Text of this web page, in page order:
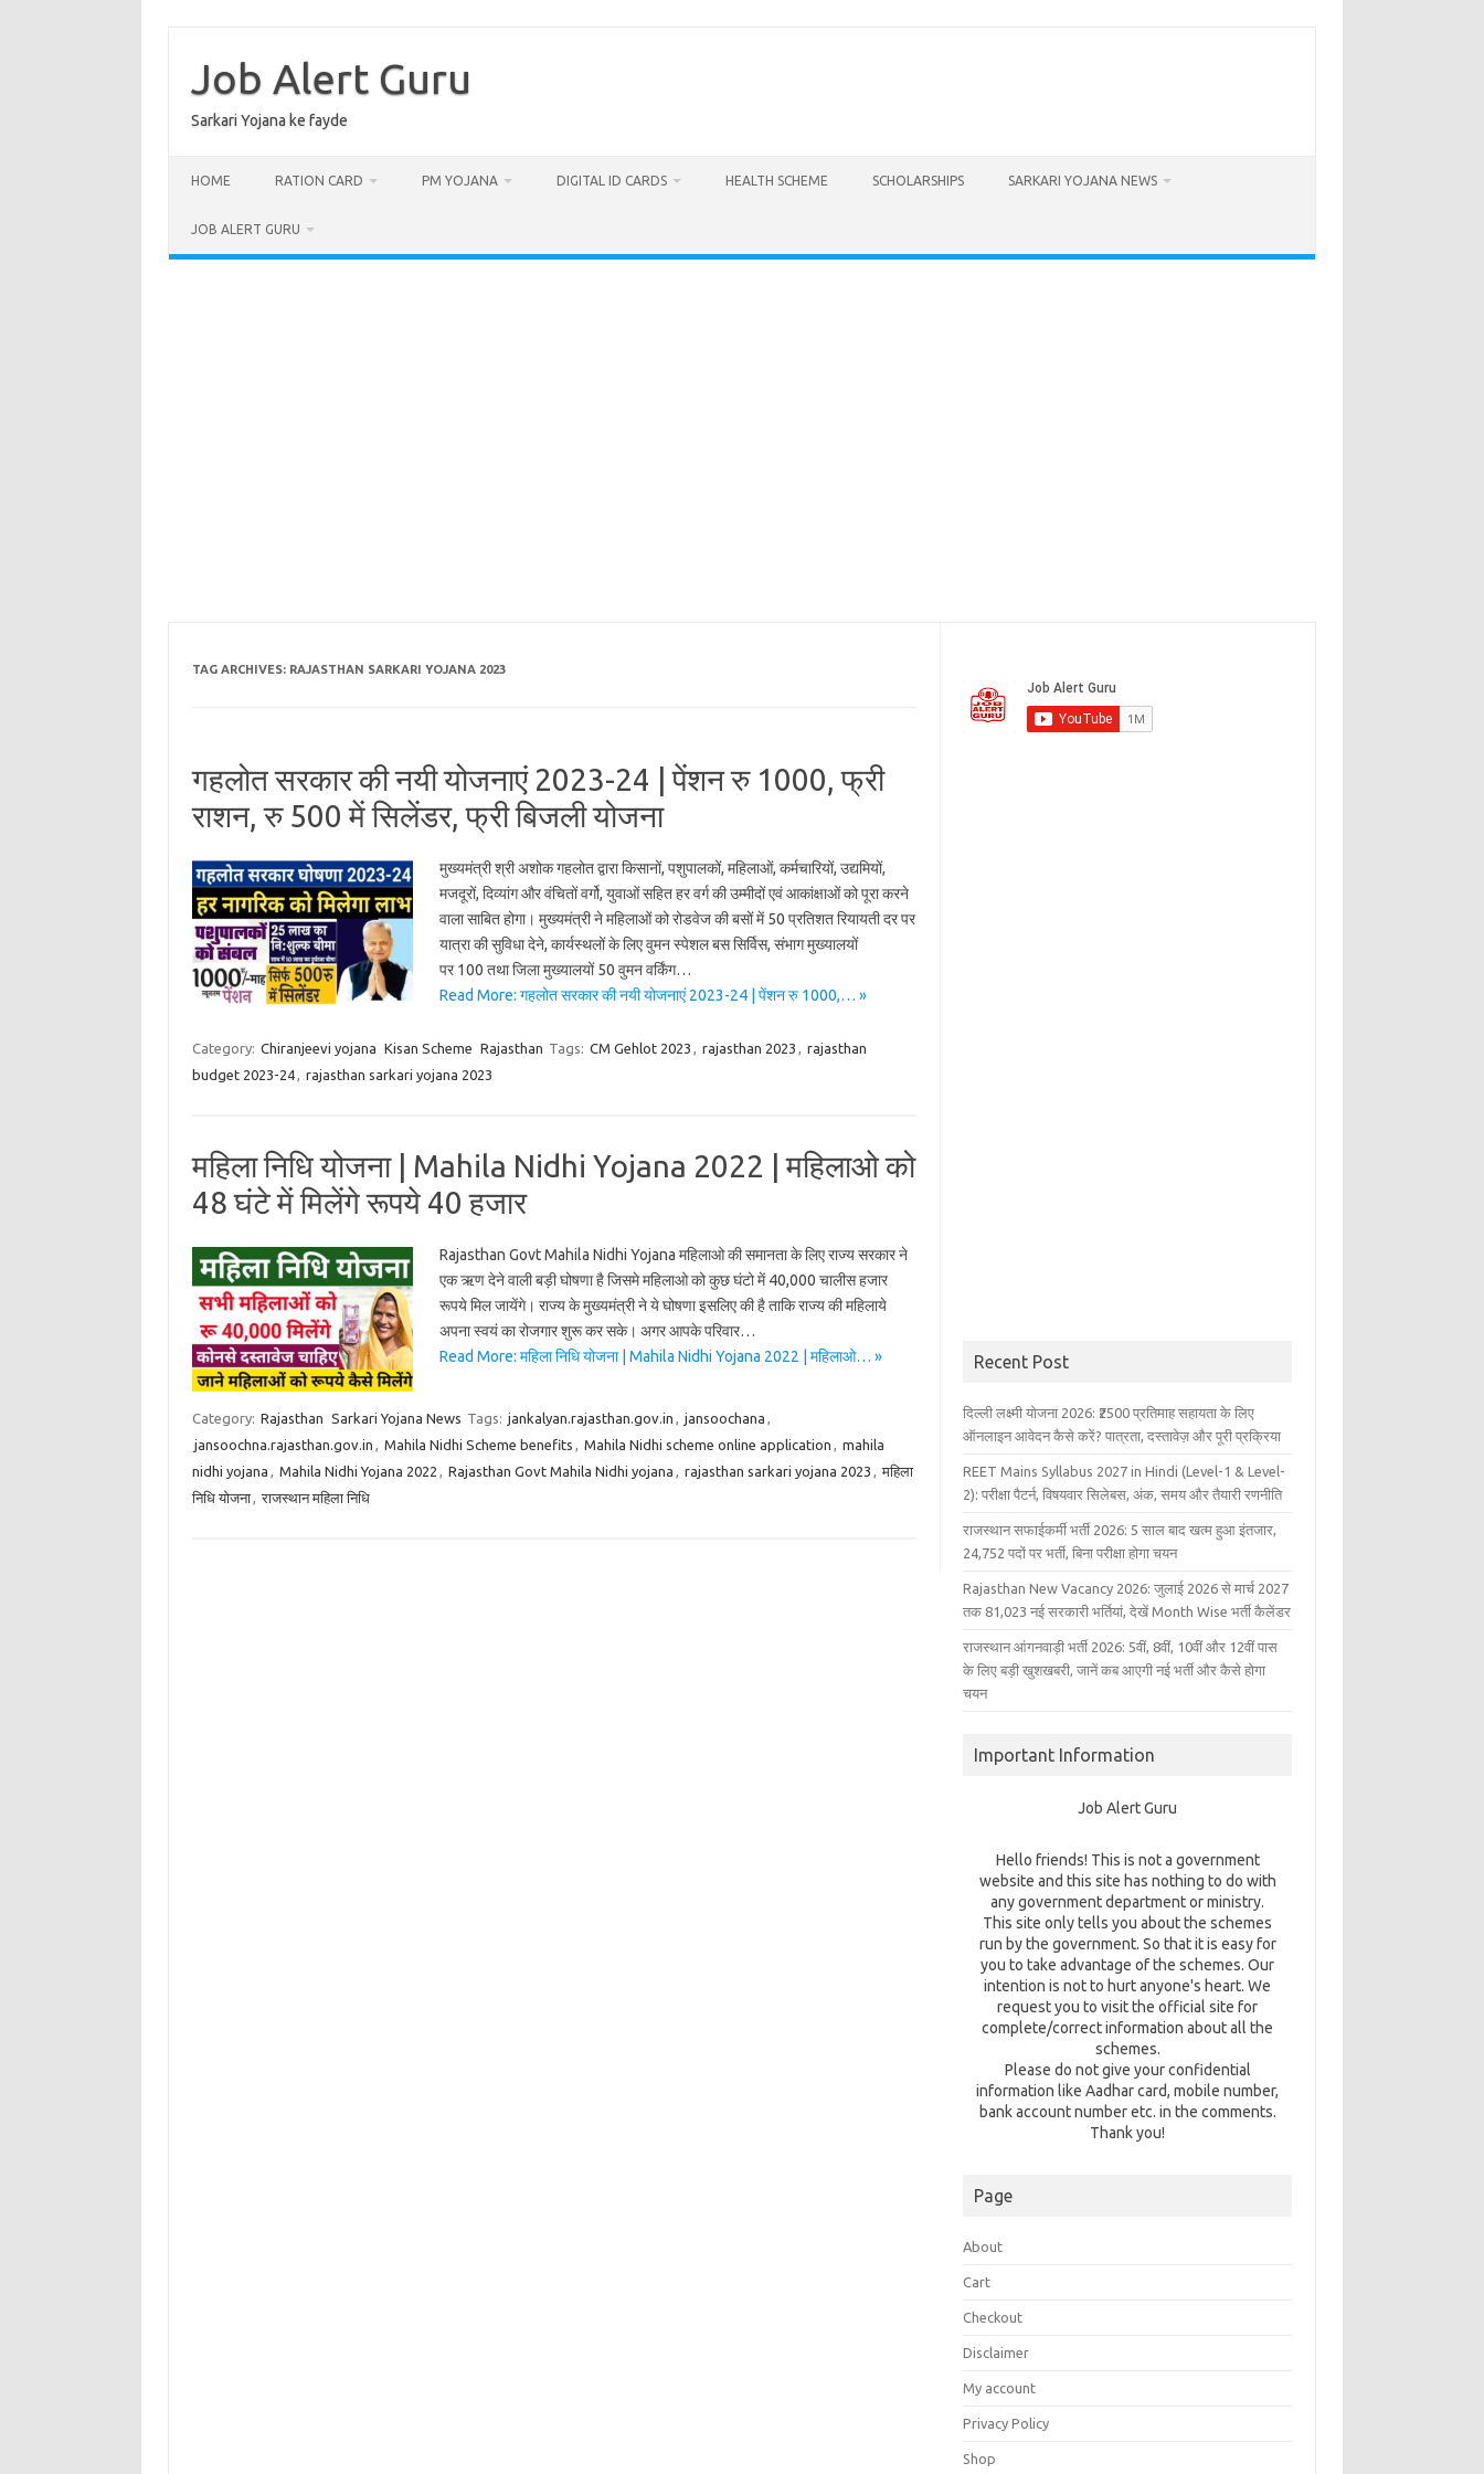
content
Job Alert Guru
Sarkari Yojana ke fayde
HOME RATION CARD PM YOJANA DIGITAL ID CARDS HEALTH SCHEME SCHOLARSHIPS SARKARI YOJANA NEWS
JOB ALERT GURU
TAG ARCHIVES: RAJASTHAN SARKARI YOJANA 2023
गहलोत सरकार की नयी योजनाएं 2023-24 | पेंशन रु 1000, फ्री
राशन, रु 500 में सिलेंडर, फ्री बिजली योजना
मुख्यमंत्री श्री अशोक गहलोत द्वारा किसानों, पशुपालकों, महिलाओं, कर्मचारियों, उद्यमियों,
मजदूरों, दिव्यांग और वंचितों वर्गो, युवाओं सहित हर वर्ग की उम्मीदों एवं आकांक्षाओं को पूरा करने
वाला साबित होगा। मुख्यमंत्री ने महिलाओं को रोडवेज की बसों में 50 प्रतिशत रियायती दर पर
यात्रा की सुविधा देने, कार्यस्थलों के लिए वुमन स्पेशल बस सिर्विस, संभाग मुख्यालयों
पर 100 तथा जिला मुख्यालयों 50 वुमन वर्किंग…
Read More: गहलोत सरकार की नयी योजनाएं 2023-24 | पेंशन रु 1000,… »
Category: Chiranjeevi yojana Kisan Scheme Rajasthan Tags: CM Gehlot 2023 , rajasthan 2023 , rajasthan
budget 2023-24, rajasthan sarkari yojana 2023
महिला निधि योजना | Mahila Nidhi Yojana 2022 | महिलाओ को
48 घंटे में मिलेंगे रूपये 40 हजार
Rajasthan Govt Mahila Nidhi Yojana महिलाओ की समानता के लिए राज्य सरकार ने
एक ऋण देने वाली बड़ी घोषणा है जिसमे महिलाओ को कुछ घंटो में 40,000 चालीस हजार
रूपये मिल जायेंगे। राज्य के मुख्यमंत्री ने ये घोषणा इसलिए की है ताकि राज्य की महिलाये
अपना स्वयं का रोजगार शुरू कर सके। अगर आपके परिवार…
Read More: महिला निधि योजना | Mahila Nidhi Yojana 2022 | महिलाओ… »
Category: Rajasthan Sarkari Yojana News Tags: jankalyan.rajasthan.gov.in jansoochana
jansoochna.rajasthan.gov.in
Mahila Nidhi Scheme benefits Mahila Nidhi scheme online application
mahila
nidhi yojana
Mahila Nidhi Yojana 2022 Rajasthan Govt Mahila Nidhi yojana rajasthan sarkari yojana 2023
महिला
निधि योजना
राजस्थान महिला निधि
Recent Post
दिल्ली लक्ष्मी योजना 2026: ₹2500 प्रतिमाह सहायता के लिए
ऑनलाइन आवेदन कैसे करें? पात्रता, दस्तावेज़ और पूरी प्रक्रिया
REET Mains Syllabus 2027 in Hindi (Level-1 & Level-
2): परीक्षा पैटर्न, विषयवार सिलेबस, अंक, समय और तैयारी रणनीति
राजस्थान सफाईकर्मी भर्ती 2026: 5 साल बाद खत्म हुआ इंतजार,
24,752 पदों पर भर्ती, बिना परीक्षा होगा चयन
Rajasthan New Vacancy 2026: जुलाई 2026 से मार्च 2027
तक 81,023 नई सरकारी भर्तियां, देखें Month Wise भर्ती कैलेंडर
राजस्थान आंगनवाड़ी भर्ती 2026: 5वीं, 8वीं, 10वीं और 12वीं पास
के लिए बड़ी खुशखबरी, जानें कब आएगी नई भर्ती और कैसे होगा
चयन
Important Information
Job Alert Guru
Hello friends! This is not a government
website and this site has nothing to do with
any government department or ministry.
This site only tells you about the schemes
run by the government. So that it is easy for
you to take advantage of the schemes. Our
intention is not to hurt anyone's heart. We
request you to visit the official site for
complete/correct information about all the
schemes.
Please do not give your confidential
information like Aadhar card, mobile number,
bank account number etc. in the comments.
Thank you!
Page
About
Cart
Checkout
Disclaimer
My account
Privacy Policy
Shop